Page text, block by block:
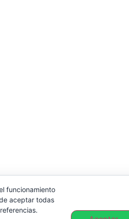
funcionamiento
aceptar todas